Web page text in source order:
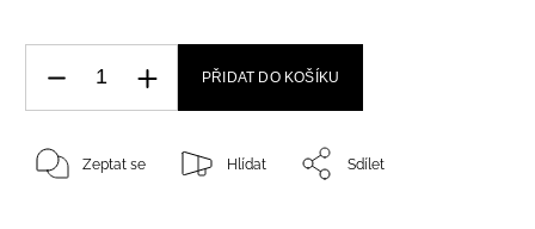
PŘIDAT DO KOŠÍKU
Zeptat se Hlídat Sdílet